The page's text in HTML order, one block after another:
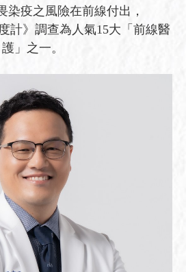
染疫之風險在前線付出，
計》調查為人氣15大「前線醫
護」之一。